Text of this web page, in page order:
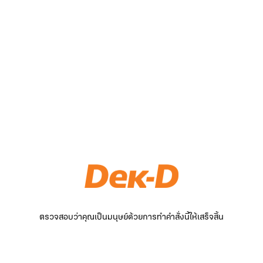
ตรวจสอบว่าคุณเป็นมนุษย์ด้วยการทำคำสั่งนี้ให้เสร็จสิ้น